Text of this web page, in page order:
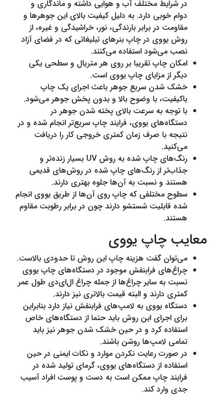
در شرایط مختلف آب و هوایی داشته و ماندگاری و
دوام خوبی دارد. به دلیل کیفیت بالای این جوهرها و
مقاومت در برابر بارندگی، نور، خراشیدگی و غیره، از
روش یووی در چاپ بنرهای تبلیغاتی که در فضای آزاد
نصب می‌شود استفاده می‌کنند.
امکان چاپ تقریبا بر روی هر متریال و سطحی یکی
دیگر از مزایای چاپ یووی است.
خشک شدن سریع جوهر باعث اجرای یک چاپ
باکیفیت، با وضوح بالا و بدون پخش جوهر می‌شود.
با توجه به سرعت بالای پخته شدن جوهر در
دستگاه‌های یووی، فرایند چاپ سریع‌تر انجام شده و در
نتیجه با صرف زمان کمتری خروجی کار را دریافت
می‌کنید.
رنگ‌های چاپ شده به روش UV بسیار زنده‌تر و
جذاب‌تر از رنگ‌های چاپ شده در روش‌های قدیمی
هستند و نسبت به آن‌ها جلوه بهتری دارند.
سطوح مختلفی که چاپ روی آن‌ها از طریق یووی انجام
شده قابلیت شستشو دارند چون در برابر رطوبت مقاوم
هستند.
معایب چاپ یووی
می‌توان گفت هزینه چاپ این روش تا حدودی بالاست.
چراغ‌های فرابنفش موجود در دستگاه‌های چاپ یووی
نسبت به سایر چراغ‌ها از جمله چراغ ال‌ای‌دی طول عمر
کمتری دارند و البته قیمت‌ بالاتری نیز دارند.
دستگاه‌ یووی به لامپ‌های فرابنفش نیاز دارد بنابراین
برای اجرای این روش باید حتما از دستگاه‌های خاص
استفاده کرد و در حین خشک شدن جوهر نیز باید
تمامی لامپ‌ها روشن باشند.
در صورت رعایت نکردن موارد و نکات ایمنی در حین
استفاده از دستگاه‌های یووی، گرمای تولید شده در
فرایند چاپ ممکن است به دست و پوست افراد آسیب
جدی وارد کند.